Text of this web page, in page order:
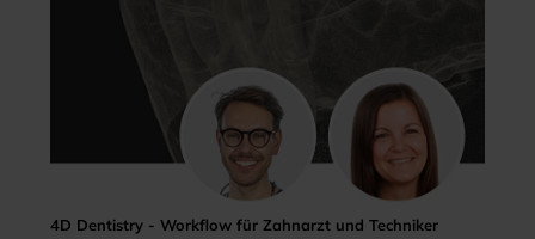
4D Dentistry - Workflow für Zahnarzt und Techniker